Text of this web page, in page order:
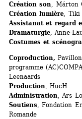
Création son, Márton
Création lumière, Tiki
Assistanat et regard
Dramaturgie, Anne-
Costumes et
Coproduction,
programme
Leenaards
Production, HucH
Administration, Ars
Soutiens, Fondation
Romande